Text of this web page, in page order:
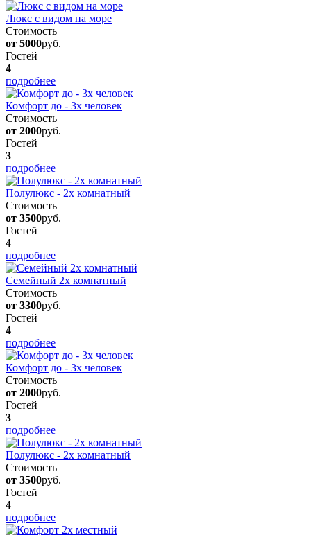
Люкс с видом на море
Стоимость
от 5000руб.
Гостей
4
подробнее
Комфорт до - 3х человек
Стоимость
от 2000руб.
Гостей
3
подробнее
Полулюкс - 2х комнатный
Стоимость
от 3500руб.
Гостей
4
подробнее
Семейный 2х комнатный
Стоимость
от 3300руб.
Гостей
4
подробнее
Комфорт до - 3х человек
Стоимость
от 2000руб.
Гостей
3
подробнее
Полулюкс - 2х комнатный
Стоимость
от 3500руб.
Гостей
4
подробнее